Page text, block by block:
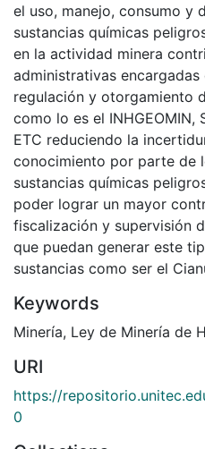
el uso, manejo, consumo y
sustancias químicas
en la actividad minera
administrativas
regulación y otorgamiento
como lo es el INHGEOMIN,
ETC reduciendo la
conocimiento por parte de
sustancias químicas
poder lograr un mayor
fiscalización y supervisión
que puedan generar este
sustancias como ser el
Keywords
Minería, Ley de Minería de
URI
https://
0